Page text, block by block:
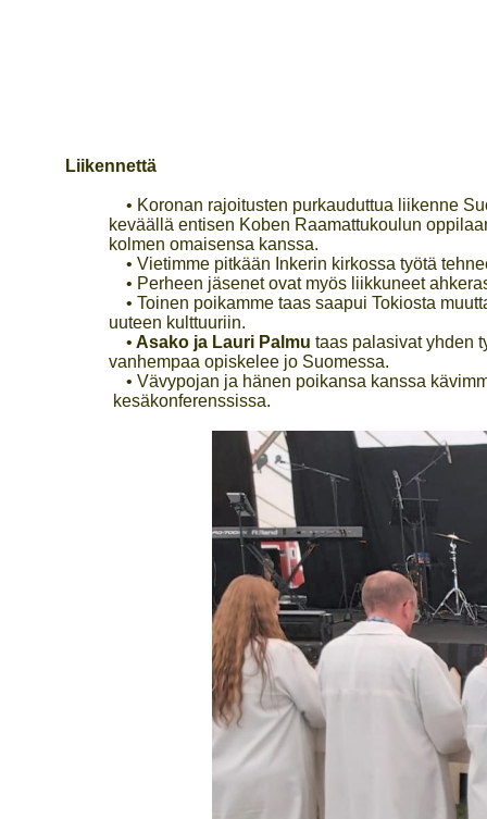
Liikennettä
• Koronan rajoitusten purkauduttua liikenne
keväällä entisen Koben Raamattukoulun
kolmen omaisensa kanssa.
• Vietimme pitkään Inkerin kirkossa työtä
• Perheen jäsenet ovat myös liikkuneet
• Toinen poikamme taas saapui Tokiosta
uuteen kulttuuriin.
• Asako ja Lauri Palmu taas palasivat yhden
vanhempaa opiskelee jo Suomessa.
• Vävypojan ja hänen poikansa kanssa
kesäkonferenssissa.